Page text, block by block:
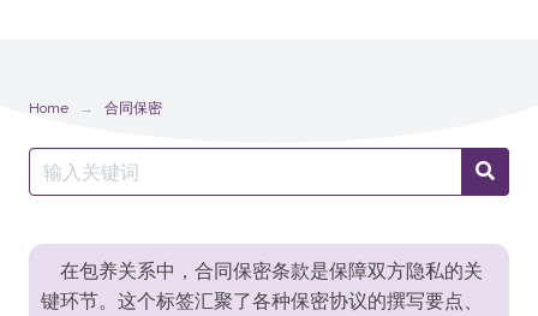
Home 合同保密
Search
for:
在包养关系中，合同保密条款是保障双方隐私的关
键环节。这个标签汇聚了各种保密协议的撰写要点、